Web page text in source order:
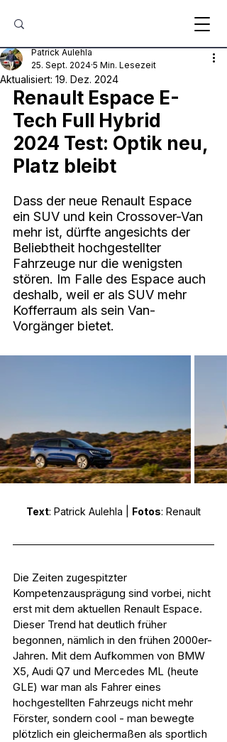
Patrick Aulehla
25. Sept. 2024 5 Min. Lesezeit
Aktualisiert: 19. Dez. 2024
Renault Espace E-
Tech Full Hybrid
2024 Test: Optik neu,
Platz bleibt
Dass der neue Renault Espace
ein SUV und kein Crossover-Van
mehr ist, dürfte angesichts der
Beliebtheit hochgestellter
Fahrzeuge nur die wenigsten
stören. Im Falle des Espace auch
deshalb, weil er als SUV mehr
Kofferraum als sein Van-
Vorgänger bietet.
Text: Patrick Aulehla | Fotos: Renault
Die Zeiten zugespitzter
Kompetenzausprägung sind vorbei, nicht
erst mit dem aktuellen Renault Espace.
Dieser Trend hat deutlich früher
begonnen, nämlich in den frühen 2000er-
Jahren. Mit dem Aufkommen von BMW
X5, Audi Q7 und Mercedes ML (heute
GLE) war man als Fahrer eines
hochgestellten Fahrzeugs nicht mehr
Förster, sondern cool - man bewegte
plötzlich ein gleichermaßen als sportlich